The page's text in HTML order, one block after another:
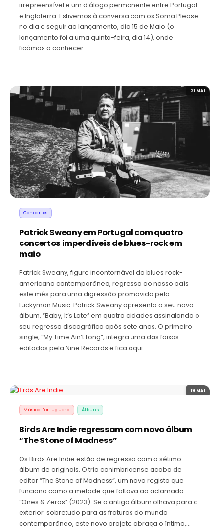
irrepreensível e um diálogo permanente entre Portugal
e Inglaterra. Estivemos à conversa com os Soma Please
no dia a seguir ao lançamento, dia 15 de Maio (o
lançamento foi a uma quinta-feira, dia 14), onde
ficámos a conhecer…
21 MAI
Concertos
Patrick Sweany em Portugal com quatro
concertos imperdíveis de blues-rock em
maio
Patrick Sweany, figura incontornável do blues rock-
americano contemporâneo, regressa ao nosso país
este mês para uma digressão promovida pela
Luckyman Music. Patrick Sweany apresenta o seu novo
álbum, “Baby, It’s Late” em quatro cidades assinalando o
seu regresso discográfico após sete anos. O primeiro
single, “My Time Ain’t Long”, integra uma das faixas
editadas pela Nine Records e fica aqui…
19 MAI
Música Portuguesa Álbuns
Birds Are Indie regressam com novo álbum
“The Stone of Madness”
Os Birds Are Indie estão de regresso com o sétimo
álbum de originais. O trio conimbricense acaba de
editar “The Stone of Madness”, um novo registo que
funciona como a metade que faltava ao aclamado
“Ones & Zeros” (2023). Se o antigo álbum olhava para o
exterior, sobretudo para as fraturas do mundo
contemporâneo, este novo projeto abraça o íntimo,…